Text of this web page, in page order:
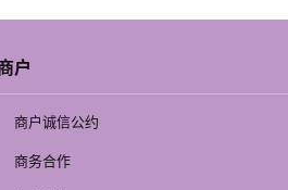
户
商户诚信公约
商务合作